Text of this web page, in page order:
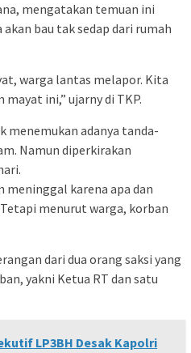
mengatakan temuan ini
bau tak sedap dari rumah
warga lantas melapor. Kita
ini,” ujarny di TKP.
menemukan adanya tanda-
Namun diperkirakan
meninggal karena apa dan
menurut warga, korban
dari dua orang saksi yang
yakni Ketua RT dan satu
LP3BH Desak Kapolri